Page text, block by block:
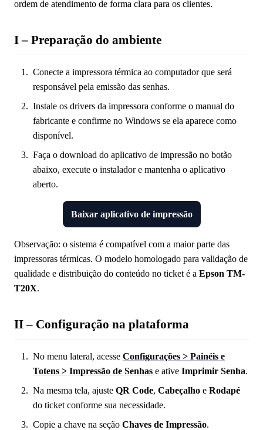
ordem de atendimento de forma clara para os clientes.
I – Preparação do ambiente
Conecte a impressora térmica ao computador que será
responsável pela emissão das senhas.
Instale os drivers da impressora conforme o manual do
fabricante e confirme no Windows se ela aparece como
disponível.
Faça o download do aplicativo de impressão no botão
abaixo, execute o instalador e mantenha o aplicativo
aberto.
Baixar aplicativo de impressão
Observação: o sistema é compatível com a maior parte das
impressoras térmicas. O modelo homologado para validação de
qualidade e distribuição do conteúdo no ticket é a Epson TM-
T20X.
II – Configuração na plataforma
No menu lateral, acesse Configurações > Painéis e
Totens > Impressão de Senhas e ative Imprimir Senha.
Na mesma tela, ajuste QR Code, Cabeçalho e Rodapé
do ticket conforme sua necessidade.
Copie a chave na seção Chaves de Impressão.